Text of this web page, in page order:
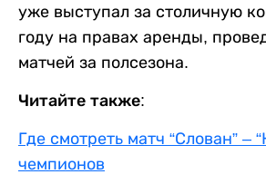
уже выступал за столичную
году на правах аренды,
матчей за полсезона.
Читайте также:
Где смотреть матч “Слован” –
чемпионов